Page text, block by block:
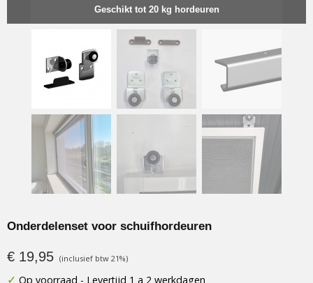
Geschikt tot 20 kg hordeuren
Onderdelenset voor schuifhordeuren
€ 19,95 (inclusief btw 21%)
✓ Op voorraad - Levertijd 1 a 2 werkdagen